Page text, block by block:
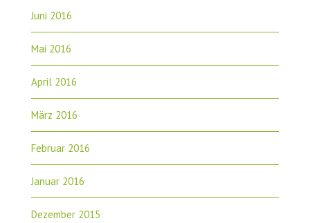
Juni 2016
Mai 2016
April 2016
März 2016
Februar 2016
Januar 2016
Dezember 2015